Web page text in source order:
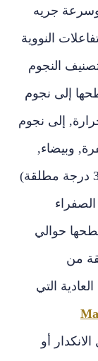
جريه
النووية
النجوم
إلى نجوم
حرارة‏,‏ إلى نجوم
وبيضاء‏,‏
وبيضاء مائلة إلى الزرقة‏,‏ وزرقاء ‏(30,000‏ درجة مطلقة‏)‏
حوالي
من
العادية التي
أو